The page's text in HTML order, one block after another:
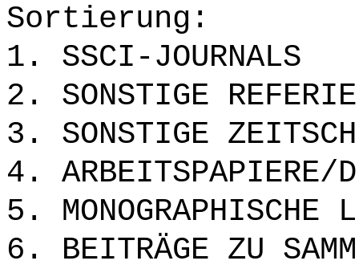
Sortierung:
1. SSCI-JOURNALS
2. SONSTIGE
3. SONSTIGE
4. ARBEITSPAPIERE/
5. MONOGRAPHISCHE
6. BEITRÄGE ZU